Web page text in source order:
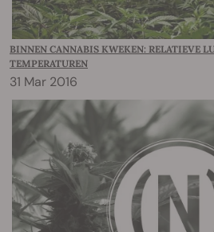
BINNEN CANNABIS KWEKEN: RELATIEVE
TEMPERATUREN
31 Mar 2016